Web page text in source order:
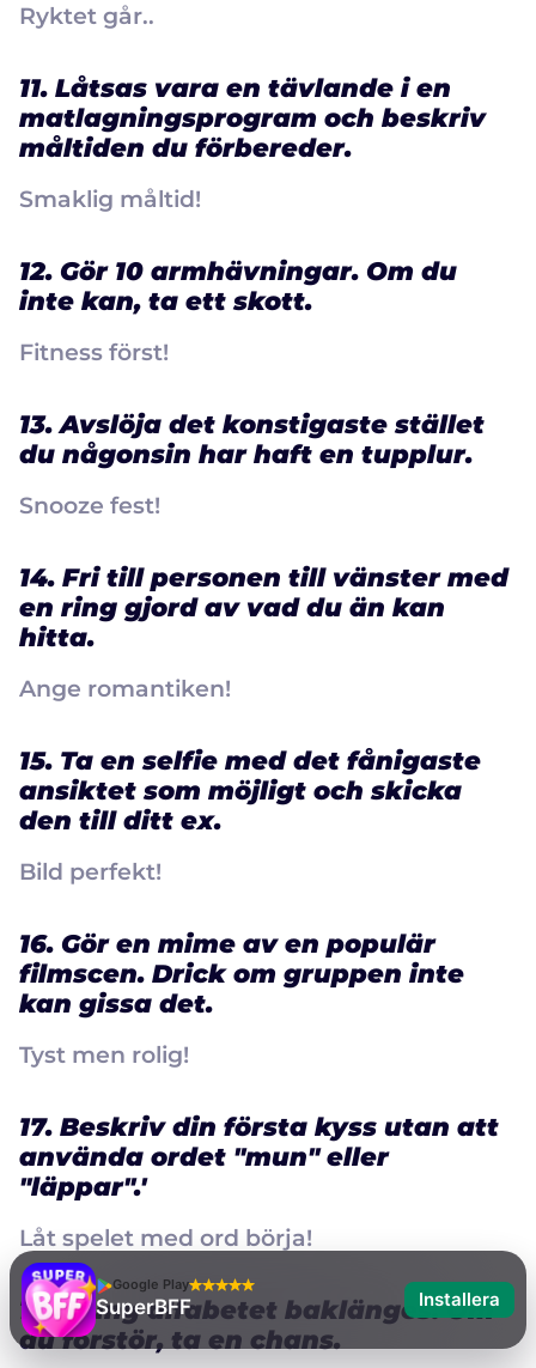
Ryktet går..
11. Låtsas vara en tävlande i en
matlagningsprogram och beskriv
måltiden du förbereder.
Smaklig måltid!
12. Gör 10 armhävningar. Om du
inte kan, ta ett skott.
Fitness först!
13. Avslöja det konstigaste stället
du någonsin har haft en tupplur.
Snooze fest!
14. Fri till personen till vänster med
en ring gjord av vad du än kan
hitta.
Ange romantiken!
15. Ta en selfie med det fånigaste
ansiktet som möjligt och skicka
den till ditt ex.
Bild perfekt!
16. Gör en mime av en populär
filmscen. Drick om gruppen inte
kan gissa det.
Tyst men rolig!
17. Beskriv din första kyss utan att
använda ordet "mun" eller
"läppar".'
Låt spelet med ord börja!
18. Sjung alfabetet baklänges. Om
du förstör, ta en chans.
Google Play
SuperBFF Installera